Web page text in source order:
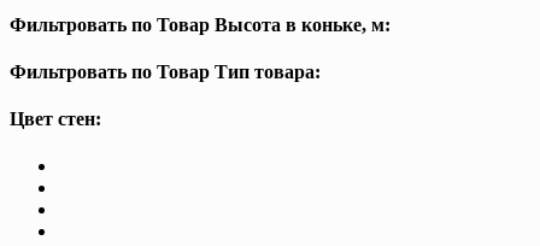
Фильтровать по Товар Высота в коньке, м:
Фильтровать по Товар Тип товара:
Цвет стен: